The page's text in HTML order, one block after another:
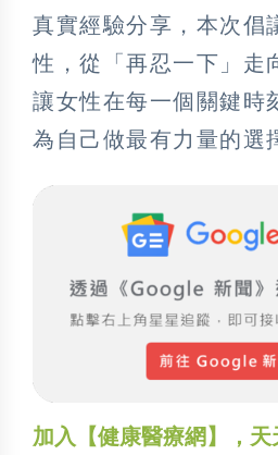
真實經驗分享，本次倡
性，從「再忍一下」走
讓女性在每一個關鍵時
為自己做最有力量的選
加入【健康醫療網】，天